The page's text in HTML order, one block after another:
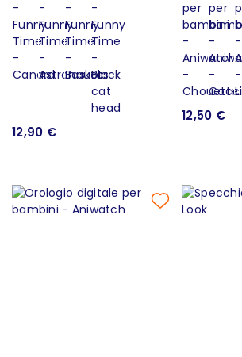
12,90 €
12,50 €